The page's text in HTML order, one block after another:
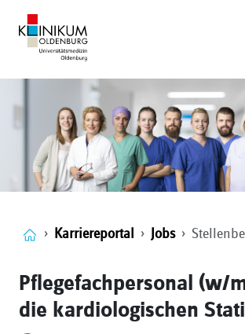
Karriereportal Jobs
Pflegefachpersonal (w/
die kardiologischen